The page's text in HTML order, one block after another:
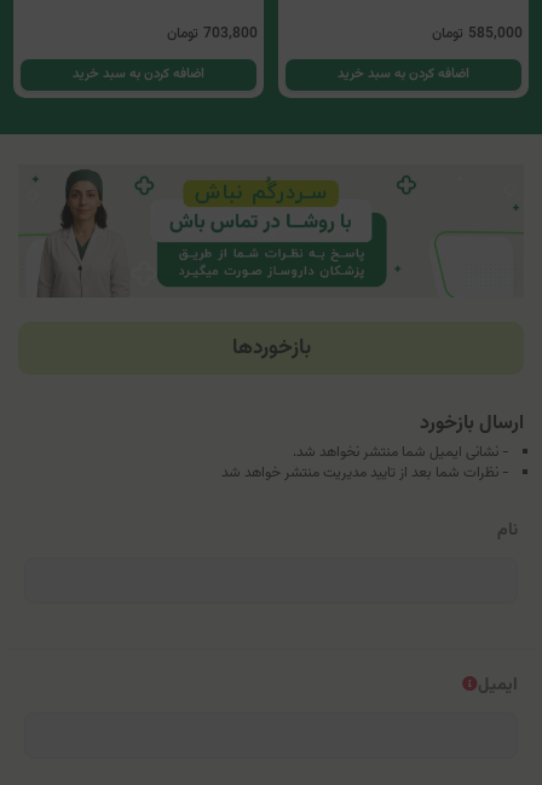
585,000 تومان
اضافه کردن به سبد خرید
703,800 تومان
اضافه کردن به سبد خرید
بازخوردها
ارسال بازخورد
- نشانی ایمیل شما منتشر نخواهد شد.
- نظرات شما بعد از تایید مدیریت منتشر خواهد شد
نام
ایمیل